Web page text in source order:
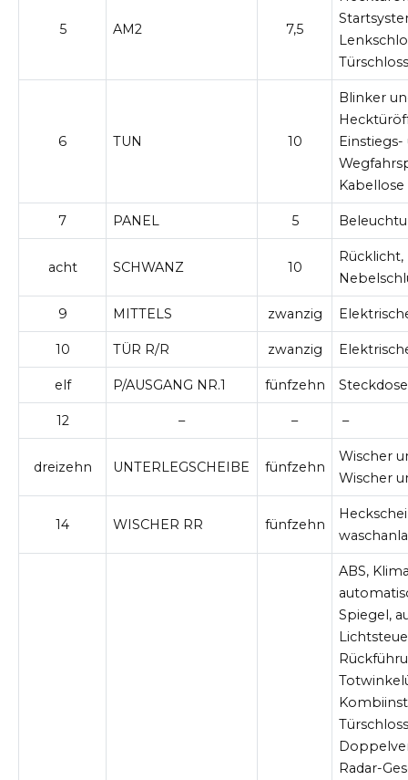
5 AM2 7,5
6 TUN 10
Blinker
7 PANEL 5
acht SCHWANZ 10
Rücklicht,
9 MITTELS zwanzig
10 TÜR R/R zwanzig
elf P/AUSGANG NR.1 fünfzehn Steckdose
12 – – –
dreizehn UNTERLEGSCHEIBE fünfzehn
Wischer
Wischer
14 WISCHER RR fünfzehn
ABS,
Spiegel,
Radar-